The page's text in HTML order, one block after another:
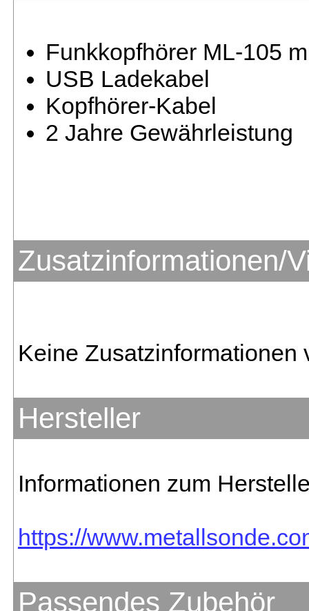
Funkkopfhörer ML-105
USB Ladekabel
Kopfhörer-Kabel
2 Jahre Gewährleistung
Zusatzinformationen/
Keine Zusatzinformationen
Hersteller
Informationen zum
https://
Passendes Zubehör